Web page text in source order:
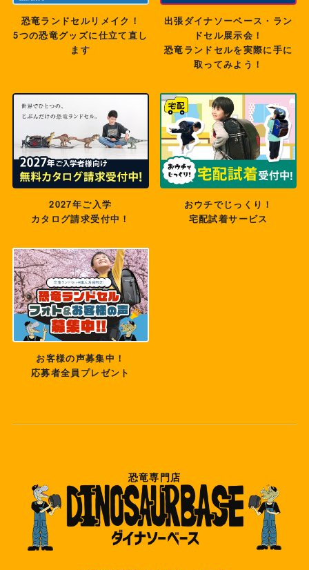
大好きな恐竜モデルランド
セルと一緒に小学校生活の
第一歩を踏めてとても嬉し
そうでした！
俺のランドセルかっこいい
から、みんなに見せなき
ゃ！と喜んで学校に行って
います
入学してから今日まで、晴
れの日も雨の日も、笑顔の
棒となっています
恐竜ランドセルリメイク！
5つの恐竜グッズに仕立て直し
ます
出張ダイナソーベース・ラン
ドセル展示会！
恐竜ランドセルを実際に手に
取ってみよう！
2027年ご入学
カタログ請求受付中！
おウチでじっくり！
宅配試着サービス
お客様の声募集中！
応募者全員プレゼント
恐竜専門店